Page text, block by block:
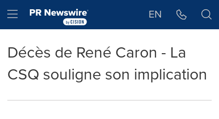
Hamburger menu EN
Décès de René Caron - La
CSQ souligne son implication